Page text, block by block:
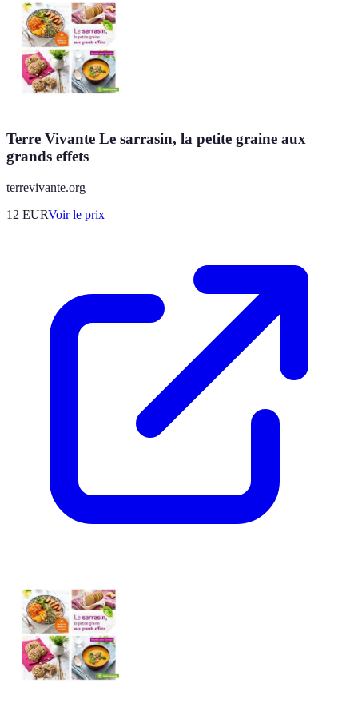
Terre Vivante Le sarrasin, la petite graine aux
grands effets
terrevivante.org
12 EURVoir le prix